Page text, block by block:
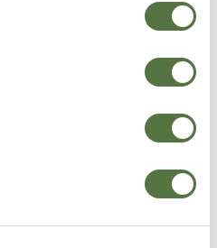
Chest Rig Mk2 Olive